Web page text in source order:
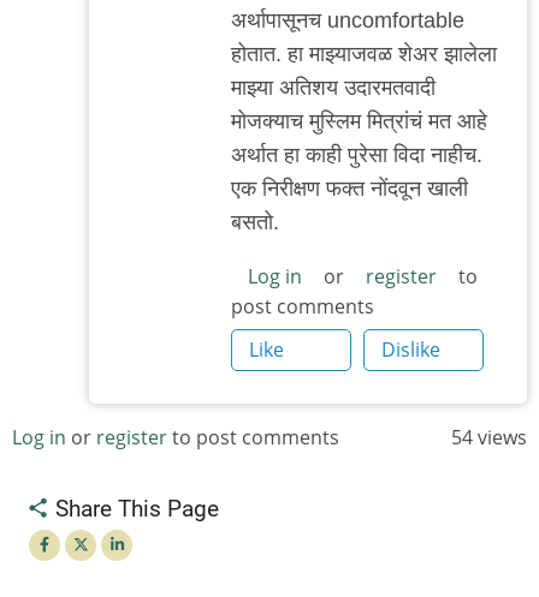
अर्थापासूनच uncomfortable
होतात. हा माझ्याजवळ शेअर झालेला
माझ्या अतिशय उदारमतवादी
मोजक्याच मुस्लिम मित्रांचं मत आहे
अर्थात हा काही पुरेसा विदा नाहीच.
एक निरीक्षण फक्त नोंदवून खाली
बसतो.
Log in or register
to
post comments
Like
Dislike
Log in or registerto post comments 54 views
Share This Page